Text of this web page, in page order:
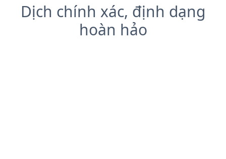
Dịch chính xác, định dạng
hoàn hảo